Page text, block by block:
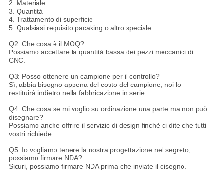
2. Materiale
3. Quantità
4. Trattamento di superficie
5. Qualsiasi requisito pacaking o altro speciale
Q2: Che cosa è il MOQ?
Possiamo accettare la quantità bassa dei pezzi meccanici di
CNC.
Q3: Posso ottenere un campione per il controllo?
Sì, abbia bisogno appena del costo del campione, noi lo
restituirà indietro nella fabbricazione in serie.
Q4: Che cosa se mi voglio su ordinazione una parte ma non può
disegnare?
Possiamo anche offrire il servizio di design finchè ci dite che tutti
vostri richiede.
Q5: Io vogliamo tenere la nostra progettazione nel segreto,
possiamo firmare NDA?
Sicuri, possiamo firmare NDA prima che inviate il disegno.